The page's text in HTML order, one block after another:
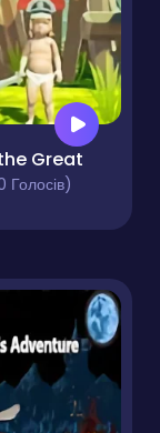
Great
Голосів)